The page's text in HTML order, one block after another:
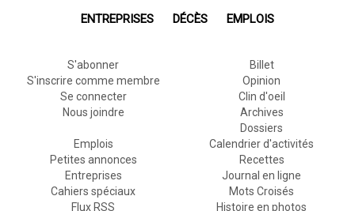
ENTREPRISES DÉCÈS EMPLOIS
S'abonner
S'inscrire comme membre
Se connecter
Nous joindre
Billet
Opinion
Clin d'oeil
Archives
Dossiers
Emplois
Petites annonces
Entreprises
Cahiers spéciaux
Flux RSS
Calendrier d'activités
Recettes
Journal en ligne
Mots Croisés
Histoire en photos